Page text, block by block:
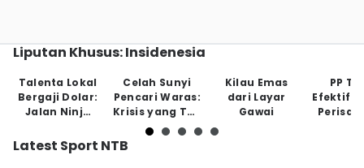
Liputan Khusus: Insidenesia
Talenta Lokal
Bergaji Dolar:
Jalan Ninja
Pengaman
Celah Sunyi
Pencari Waras:
Krisis yang Tak
Tampak
Kilau Emas
dari Layar
Gawai
PP
Perisai
Latest Sport NTB